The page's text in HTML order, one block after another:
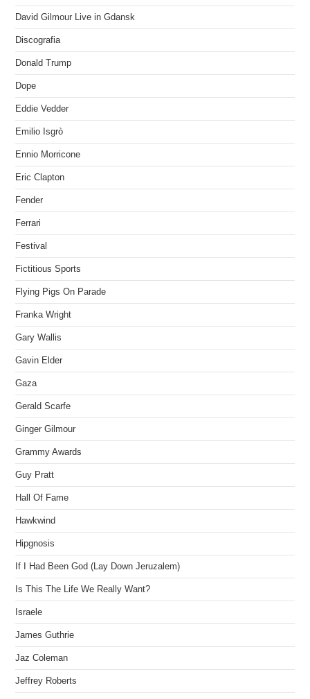
David Gilmour Live in Gdansk
Discografia
Donald Trump
Dope
Eddie Vedder
Emilio Isgrò
Ennio Morricone
Eric Clapton
Fender
Ferrari
Festival
Fictitious Sports
Flying Pigs On Parade
Franka Wright
Gary Wallis
Gavin Elder
Gaza
Gerald Scarfe
Ginger Gilmour
Grammy Awards
Guy Pratt
Hall Of Fame
Hawkwind
Hipgnosis
If I Had Been God (Lay Down Jeruzalem)
Is This The Life We Really Want?
Israele
James Guthrie
Jaz Coleman
Jeffrey Roberts